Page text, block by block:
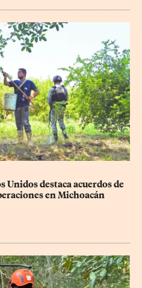
Unidos destaca acuerdos de
en Michoacán